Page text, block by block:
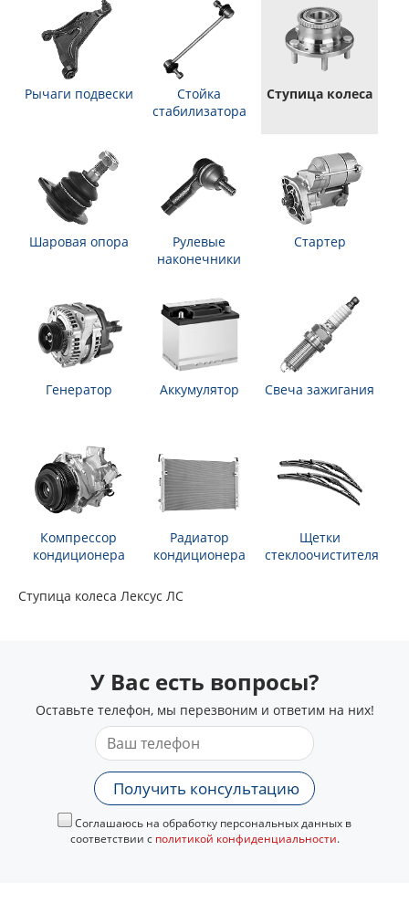
Рычаги подвески
Стойка
стабилизатора
Ступица колеса
Шаровая опора
Рулевые
наконечники
Стартер
Генератор Аккумулятор Свеча зажигания
Компрессор
кондиционера
Радиатор
кондиционера
Щетки
стеклоочистителя
Ступица колеса Лексус ЛС
У Вас есть вопросы?
Оставьте телефон, мы перезвоним и ответим на них!
Получить консультацию
Соглашаюсь на обработку персональных данных в
соответствии с политикой конфиденциальности.